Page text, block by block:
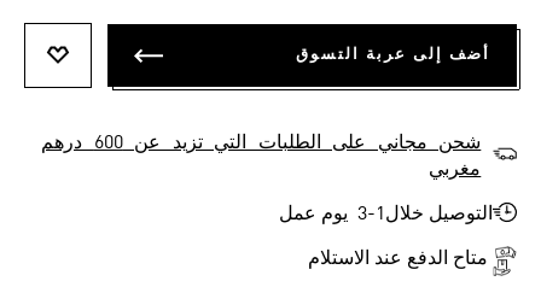
أضف إلى عربة التسوق
شحن مجاني على الطلبات التي تزيد عن 600 درهم
مغربي
التوصيل خلال1-3 يوم عمل
متاح الدفع عند الاستلام